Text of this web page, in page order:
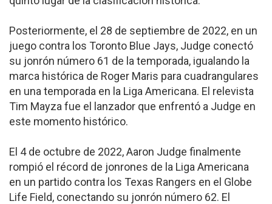
Posteriormente, el 28 de septiembre de 2022, en un
juego contra los Toronto Blue Jays, Judge conectó
su jonrón número 61 de la temporada, igualando la
marca histórica de Roger Maris para cuadrangulares
en una temporada en la Liga Americana. El relevista
Tim Mayza fue el lanzador que enfrentó a Judge en
este momento histórico.
El 4 de octubre de 2022, Aaron Judge finalmente
rompió el récord de jonrones de la Liga Americana
en un partido contra los Texas Rangers en el Globe
Life Field, conectando su jonrón número 62. El